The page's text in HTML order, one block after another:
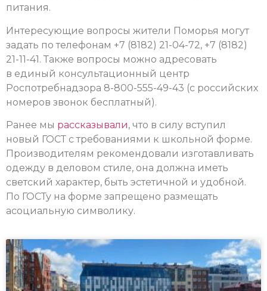
питания.
Интересующие вопросы жители Поморья могут
задать по телефонам +7 (8182) 21-04-72, +7 (8182)
21-11-41. Также вопросы можно адресовать
в единый консультационный центр
Роспотребнадзора 8-800-555-49-43 (с российских
номеров звонок бесплатный).
Ранее мы рассказывали, что в силу вступил
новый ГОСТ с требованиями к школьной форме.
Производителям рекомендовали изготавливать
одежду в деловом стиле, она должна иметь
светский характер, быть эстетичной и удобной.
По ГОСТу на форме запрещено размещать
асоциальную символику.